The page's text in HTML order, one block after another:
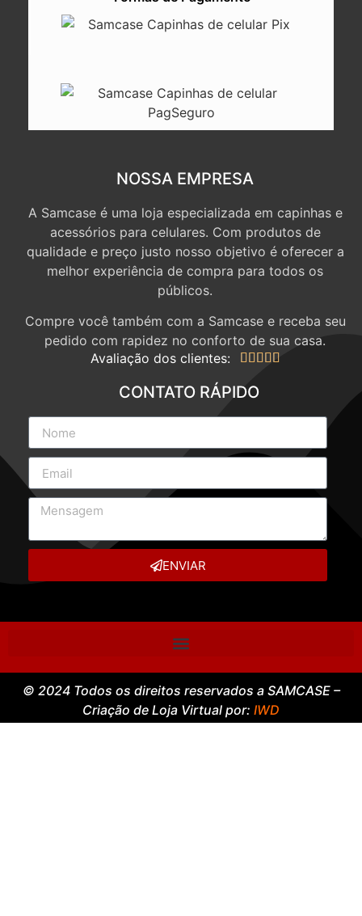
NOSSA EMPRESA
A Samcase é uma loja especializada em capinhas e
acessórios para celulares. Com produtos de
qualidade e preço justo nosso objetivo é oferecer a
melhor experiência de compra para todos os
públicos.
Compre você também com a Samcase e receba seu
pedido com rapidez no conforto de sua casa.
Avaliação dos clientes:
    
CONTATO RÁPIDO
ENVIAR
© 2024 Todos os direitos reservados a SAMCASE –
Criação de Loja Virtual por: IWD